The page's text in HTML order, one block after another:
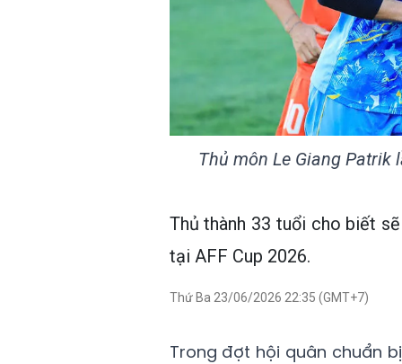
Thủ môn Le Giang
Thủ thành 33 tuổi cho biết
tại AFF Cup 2026.
Thứ Ba 23/06/2026 22:35 (GMT+7)
Trong đợt hội quân chuẩn bị